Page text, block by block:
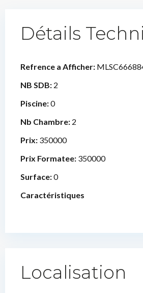
Détails
Refrence a Afficher:
NB SDB: 2
Piscine:0
Nb Chambre: 2
Prix: 350000
Prix Formatee: 350000
Surface:0
Caractéristiques
Localisation